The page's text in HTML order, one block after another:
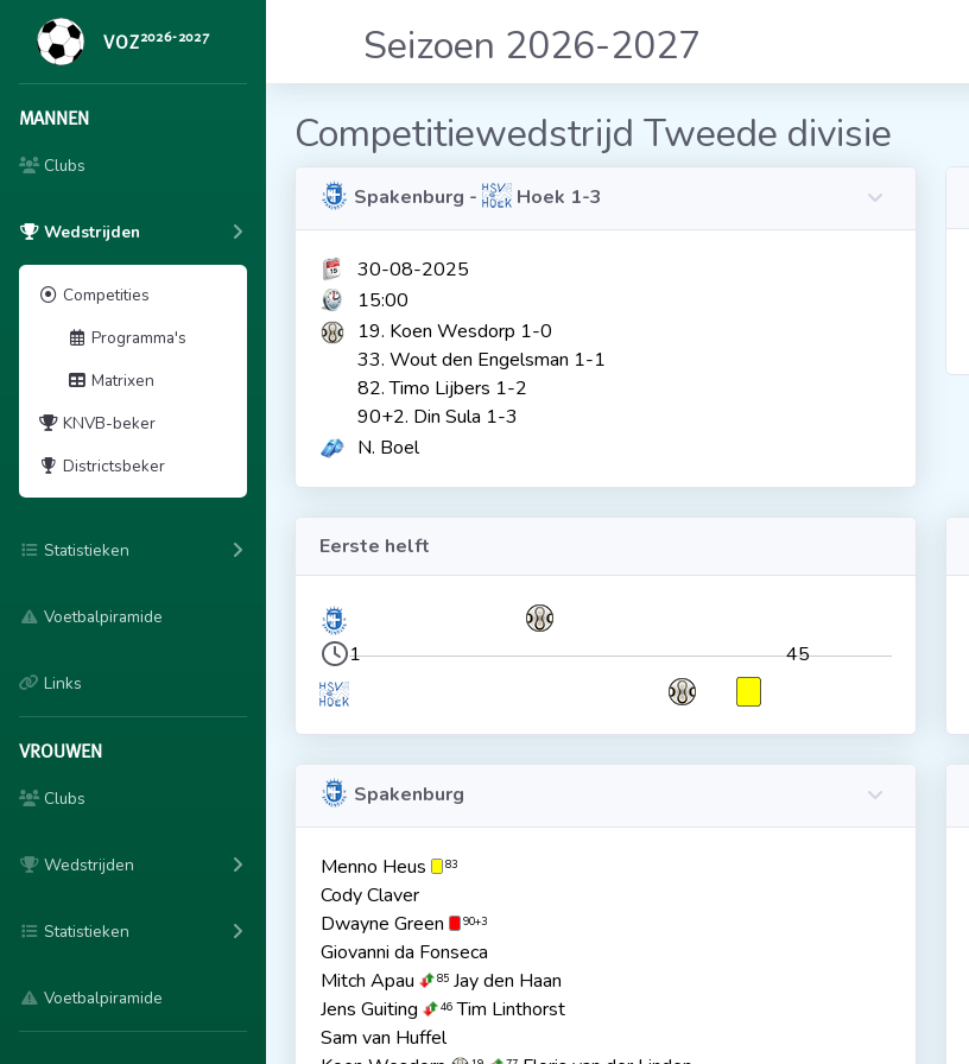
VOZ2026-2027
MANNEN
Clubs
Wedstrijden
Competities
Programma's
Matrixen
KNVB-beker
Districtsbeker
Statistieken
Voetbalpiramide
Links
VROUWEN
Clubs
Wedstrijden
Statistieken
Voetbalpiramide
Seizoen 2026-2027
Competitiewedstrijd Tweede divisie
Spakenburg - Hoek 1-3
30-08-2025
15:00
19. Koen Wesdorp 1-0
33. Wout den Engelsman 1-1
82. Timo Lijbers 1-2
90+2. Din Sula 1-3
N. Boel
Eerste helft
1 45
Spakenburg
Menno Heus 83
Cody Claver
Dwayne Green
90+3
Giovanni da Fonseca
Mitch Apau
85 Jay den Haan
Jens Guiting
46 Tim Linthorst
Sam van Huffel